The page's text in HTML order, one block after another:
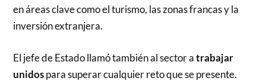
en áreas clave como el turismo, las zonas francas y la
inversión extranjera.
El jefe de Estado llamó también al sector atrabajar
unidospara superar cualquier reto que se presente.